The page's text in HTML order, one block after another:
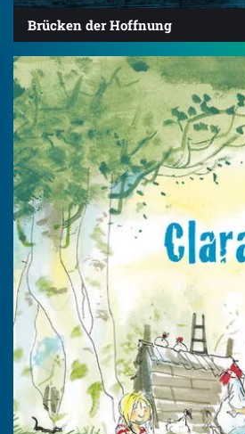
Brücken der Hoffnung